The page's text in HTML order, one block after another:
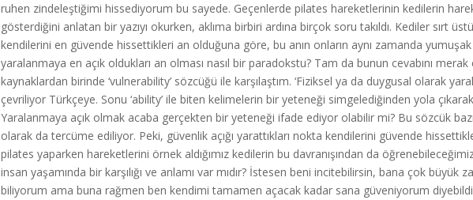
ruhen zindeleştiğimi hissediyorum bu sayede. Geçenlerde pilates hareketlerinin kedilerin
gösterdiğini anlatan bir yazıyı okurken, aklıma birbiri ardına birçok soru takıldı. Kediler sırt
kendilerini en güvende hissettikleri an olduğuna göre, bu anın onların aynı zamanda yumuşak
yaralanmaya en açık oldukları an olması nasıl bir paradokstu? Tam da bunun cevabını
kaynaklardan birinde ‘vulnerability’ sözcüğü ile karşılaştım. ‘Fiziksel ya da duygusal olarak
çevriliyor Türkçeye. Sonu ‘ability’ ile biten kelimelerin bir yeteneği simgelediğinden yola
Yaralanmaya açık olmak acaba gerçekten bir yeteneği ifade ediyor olabilir mi? Bu sözcük bazı
olarak da tercüme ediliyor. Peki, güvenlik açığı yarattıkları nokta kendilerini güvende
pilates yaparken hareketlerini örnek aldığımız kedilerin bu davranışından da
insan yaşamında bir karşılığı ve anlamı var mıdır? İstesen beni incitebilirsin, bana çok büyük
biliyorum ama buna rağmen ben kendimi tamamen açacak kadar sana güveniyorum